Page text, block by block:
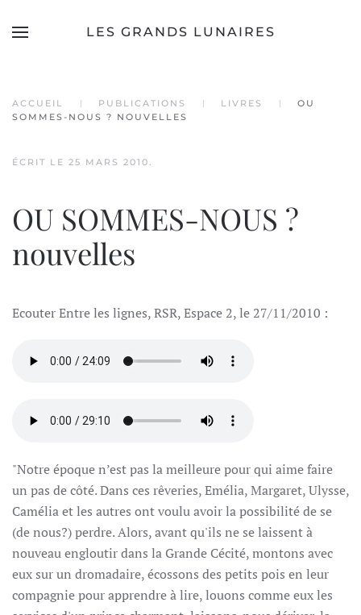
Accéder au contenu principal
LES GRANDS LUNAIRES
ACCUEIL PUBLICATIONS LIVRES
OU
SOMMES-NOUS ? NOUVELLES
ÉCRIT LE 25 MARS 2010.
OU SOMMES-NOUS ?
nouvelles
Ecouter Entre les lignes, RSR, Espace 2, le 27/11/2010 :
"Notre époque n’est pas la meilleure pour qui aime faire
un pas de côté. Dans ces rêveries, Emélia, Margaret, Ulysse,
Camélia et les autres ont voulu avoir la possibilité de se
(de nous?) perdre. Alors, avant qu'ils ne se laissent à
nouveau engloutir dans la Grande Cécité, montons avec
eux sur un dromadaire, écossons des petits pois en leur
compagnie pour apprendre à lire, louons comme eux les